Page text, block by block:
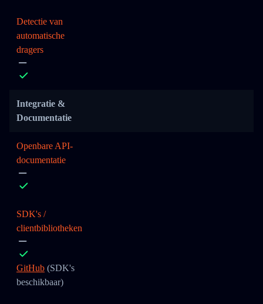
Detectie van
automatische
dragers
Integratie &
Documentatie
Openbare API-
documentatie
SDK's /
clientbibliotheken
GitHub (SDK's
beschikbaar)